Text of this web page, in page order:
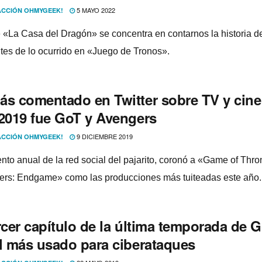
OHMYGEEK! 5 MAYO 2022
«La Casa del Dragón» se concentra en contarnos la historia
de lo ocurrido en «Juego de Tronos».
comentado en Twitter sobre TV y
fue GoT y Avengers
OHMYGEEK! 9 DICIEMBRE 2019
anual de la red social del pajarito, coronó a «Game of
Endgame» como las producciones más tuiteadas este año.
capí­tulo de la última temporada de
más usado para ciberataques